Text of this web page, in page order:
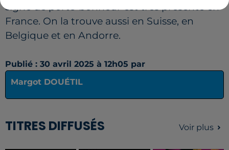
signe de porte-bonheur est très présente en
France. On la trouve aussi en Suisse, en
Belgique et en Andorre.
Publié : 30 avril 2025 à 12h05 par
Margot DOUÉTIL
TITRES DIFFUSÉS Voir plus